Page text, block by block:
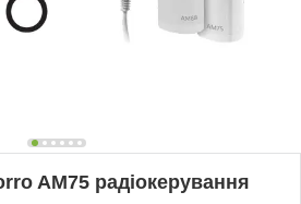
AM75 радіокерування